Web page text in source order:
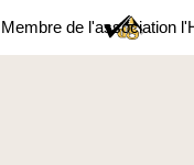
Membre de l'association